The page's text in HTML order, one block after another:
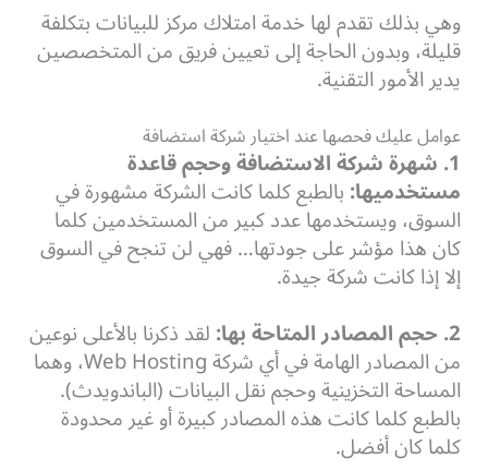
وهي بذلك تقدم لها خدمة امتلاك مركز للبيانات بتكلفة
قليلة، وبدون الحاجة إلى تعيين فريق من المتخصصين
يدير الأمور التقنية.
عوامل عليك فحصها عند اختيار شركة استضافة
1. شهرة شركة الاستضافة وحجم قاعدة
مستخدميها:بالطبع كلما كانت الشركة مشهورة في
السوق، ويستخدمها عدد كبير من المستخدمين كلما
كان هذا مؤشر على جودتها… فهي لن تنجح في السوق
إلا إذا كانت شركة جيدة.
2. حجم المصادر المتاحة بها:
لقد ذكرنا بالأعلى نوعين
من المصادر الهامة في أي شركة Web Hosting، وهما
المساحة التخزينية وحجم نقل البيانات (الباندويدث).
بالطبع كلما كانت هذه المصادر كبيرة أو غير محدودة
كلما كان أفضل.